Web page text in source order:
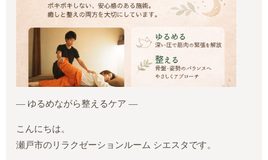
― ゆるめながら整えるケア ―
こんにちは。
瀬戸市のリラクゼーションルーム シエスタです。